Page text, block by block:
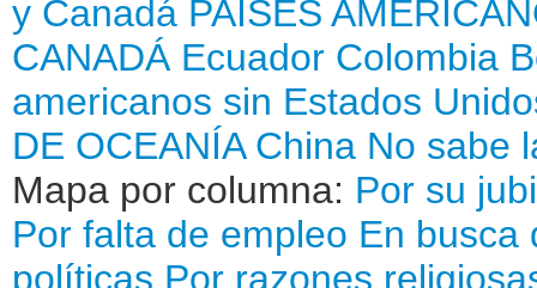
y Canadá PAÍSES
CANADÁ Ecuador Colombia
americanos sin Estados
DE OCEANÍA China No sabe
Mapa por columna: Por su
Por falta de empleo En busca
políticas Por razones